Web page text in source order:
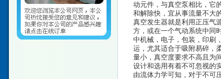
动元件，与真空泵相比，它
和解除快，宜从事流量不大
真空发生器就是利用正压气
方，或在一个气动系统中同
中机械，电子，包装，印刷
运，尤其适合于吸附易碎，
量小，真空度要求不高且为
设计和选用有着不可忽视的
由流体力学可知，对于不可